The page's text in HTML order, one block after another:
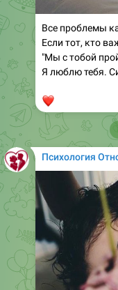
Все проблемы
Если тот, кто
"Мы с тобой
Я люблю тебя.
Психология